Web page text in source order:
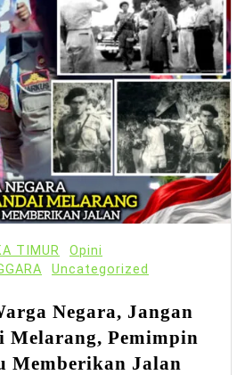
TIMUR
Opini
Uncategorized
Negara, Jangan
Melarang, Pemimpin
Memberikan Jalan